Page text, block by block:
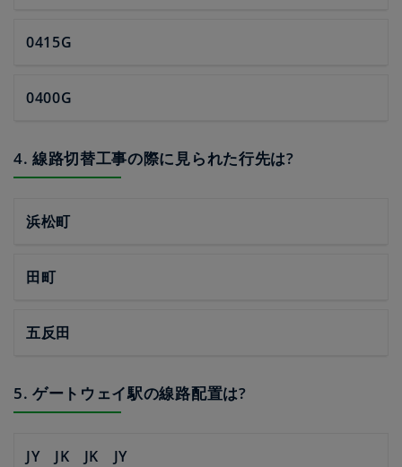
0415G
0400G
4. 線路切替工事の際に見られた行先は?
浜松町
田町
五反田
5. ゲートウェイ駅の線路配置は?
JY JK JK JY